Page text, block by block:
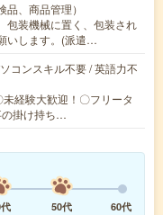
、商品管理）
包装機械に置く、包装され
いします。(派遣…
コンスキル不要 / 英語力不
未経験大歓迎！〇フリータ
掛け持ち…
50代 60代